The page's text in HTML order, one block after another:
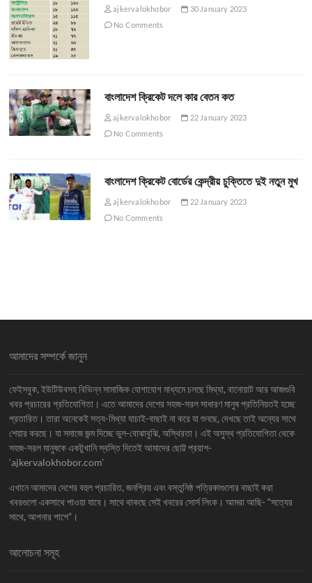
ajkervalokhobor
30 January 2023
No Comments
বাংলাদেশ ক্রিকেট দলে কার বেতন কত
ajkervalokhobor
22 January 2023
No Comments
বাংলাদেশ ক্রিকেট বোর্ডের কেন্দ্রীয় চুক্তিতে দুই নতুন মুখ
ajkervalokhobor
22 January 2023
No Comments
আমাদের সম্পর্কে জানুন
ফেইসবুক, ইউটিউবসহ বিভিন্ন সামাজিক যোগাযোগ মাধ্যমে চলছে মিথ্যা, বানোয়াট আর আজগুবি
খবর প্রচারের প্রতিযোগিতা। এতে আমাদের দেশের সহজ-সরল সাধারণ মানুষ প্রতিনিয়তই হচ্ছে
প্রতারিত। তারা অনেকেই সত্য-মিথ্যা যাচাই-বাছাই না করে যা শুনছে, দেখছে তাই অন্যের সাথে
শেয়ার করছে। যা সমাজে জন্ম দিচ্ছে ভুল-বোঝাবুঝি, অস্থিরতা। এই অসুস্থ প্রতিযোগিতা থেকে
সহজ-সরল মানুষকে একটুখানি স্বস্তি দিতেই আমাদের ছোট্ট প্রয়াশ-
‘ajkervalokhobor.com’
এখানে আমাদের দেশের বহুল প্রচারিত, জনপ্রিয় এবং বস্তুনিষ্ঠ পত্রিকাগুলোর বাছাই করা
খবরগুলো একসাথে পাওয়া যাবে। সাথে থাকছে সেই খবরের সোর্স লিংক। আমরা আছি- “সত্যের
সাথে, আপনার পাশে”।
আলোচনা সমূহ